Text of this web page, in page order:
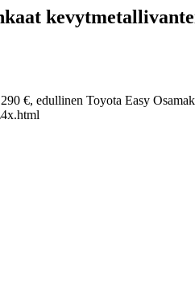
€, edullinen Toyota Easy